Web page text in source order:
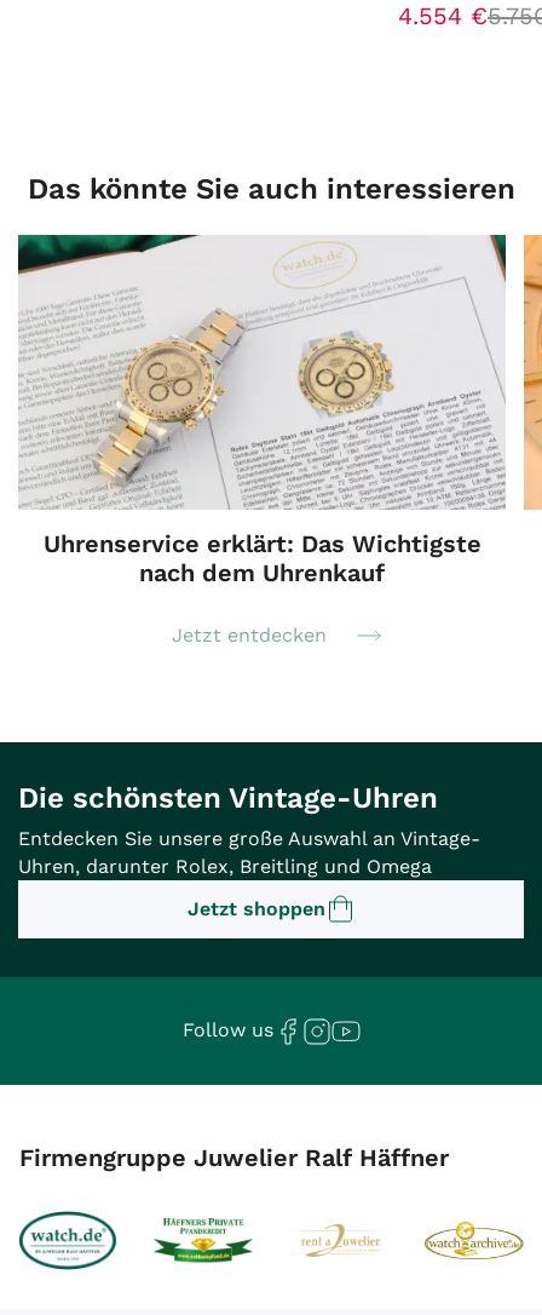
4.554 €
Das könnte Sie auch interessieren
Uhrenservice erklärt: Das Wichtigste
nach dem Uhrenkauf
Jetzt entdecken
Die schönsten Vintage-Uhren
Entdecken Sie unsere große Auswahl an Vintage-
Uhren, darunter Rolex, Breitling und Omega
Jetzt shoppen
Follow us
Firmengruppe Juwelier Ralf Häffner